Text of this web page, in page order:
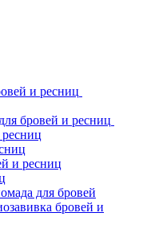
и ресниц
бровей и ресниц
и ресниц
для бровей
бровей и